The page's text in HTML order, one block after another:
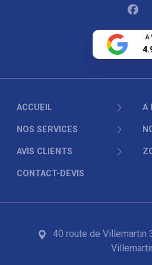
ACCUEIL A
NOS SERVICES
AVIS CLIENTS
CONTACT-DEVIS
40 route de Villemartin